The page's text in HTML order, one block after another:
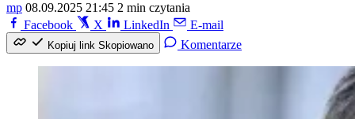
mp 08.09.2025 21:45 2 min czytania
Facebook
X LinkedIn E-mail
Kopiuj link Skopiowano Komentarze